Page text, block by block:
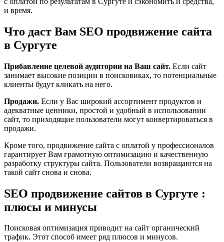
и время.
Что даст Вам SEO продвижение сайта
в Сургуте
Прибавление целевой аудитории на Ваш сайт. Если сайт
занимает высокие позиции в поисковиках, то потенциальные
клиенты будут кликать на него.
Продажи. Если у Вас широкий ассортимент продуктов и
адекватные ценники, простой и удобный в использовании
сайт, то приходящие пользователи могут конвертироваться в
продажи.
Кроме того, продвижение сайта с оплатой у профессионалов
гарантирует Вам грамотную оптимизацию и качественную
разработку структуры сайта. Пользователи возвращаются на
такой сайт снова и снова.
SEO продвижение сайтов в Сургуте :
плюсы и минусы
Поисковая оптимизация приводит на сайт органический
трафик. Этот способ имеет ряд плюсов и минусов.